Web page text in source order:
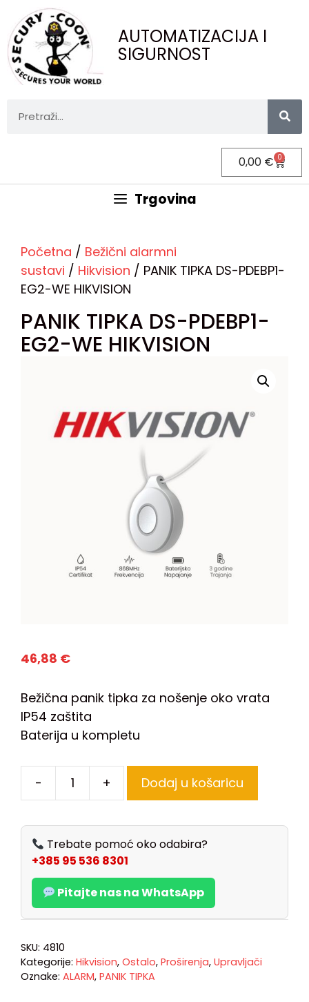
AUTOMATIZACIJA I
SIGURNOST
0,00 € 0
Trgovina
Početna / Bežični alarmni
sustavi / Hikvision / PANIK TIPKA DS-PDEBP1-
EG2-WE HIKVISION
PANIK TIPKA DS-PDEBP1-
EG2-WE HIKVISION
46,88 €
Bežična panik tipka za nošenje oko vrata
IP54 zaštita
Baterija u kompletu
- + Dodaj u košaricu
Trebate pomoć oko odabira?
+385 95 536 8301
Pitajte nas na WhatsApp
SKU: 4810
Kategorije: Hikvision, Ostalo, Proširenja, Upravljači
Oznake: ALARM, PANIK TIPKA